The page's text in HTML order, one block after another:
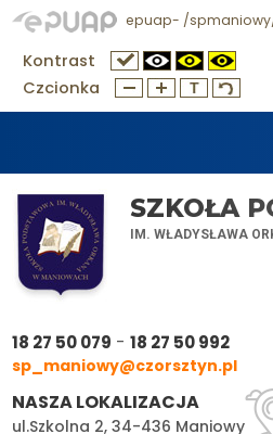
epuap- /spmaniowy/
Kontrast
Czcionka
SZKOŁA
IM. WŁADYSŁAWA
18 27 50 079 -18 27 50 992
sp_maniowy@czorsztyn.pl
NASZA LOKALIZACJA
ul.Szkolna 2, 34-436 Maniowy